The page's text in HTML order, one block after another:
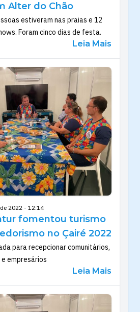
Alter do Chão
estiveram nas praias e 12
Foram cinco dias de festa.
Leia Mais
2022 - 12:14
fomentou turismo
no Çairé 2022
para recepcionar comunitários,
empresários
Leia Mais